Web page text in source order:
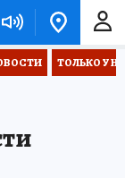
ТОЛЬКО У